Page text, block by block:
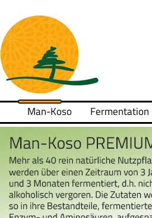
Man-Koso Fermentation